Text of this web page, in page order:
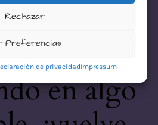
Rechazar
Preferencias
de privacidadImpressum
este
Estamos
en algo